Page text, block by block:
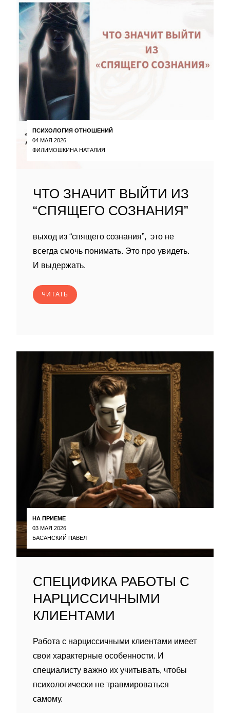
ПСИХОЛОГИЯ ОТНОШЕНИЙ
04 МАЯ 2026
ФИЛИМОШКИНА НАТАЛИЯ
ЧТО ЗНАЧИТ ВЫЙТИ ИЗ
“СПЯЩЕГО СОЗНАНИЯ”
выход из “спящего сознания”, это не
всегда смочь понимать. Это про увидеть.
И выдержать.
ЧИТАТЬ
НА ПРИЕМЕ
03 МАЯ 2026
БАСАНСКИЙ ПАВЕЛ
СПЕЦИФИКА РАБОТЫ С
НАРЦИССИЧНЫМИ
КЛИЕНТАМИ
Работа с нарциссичными клиентами имеет
свои характерные особенности. И
специалисту важно их учитывать, чтобы
психологически не травмироваться
самому.